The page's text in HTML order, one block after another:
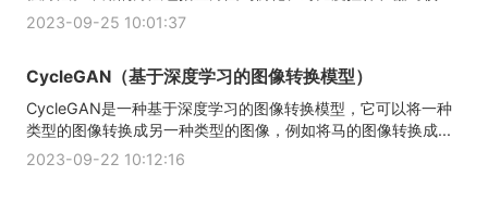
2023-09-25 10:01:37
CycleGAN（基于深度学习的图像转换模型）
CycleGAN是一种基于深度学习的图像转换模型，它可以将一种
类型的图像转换成另一种类型的图像，例如将马的图像转换成...
2023-09-22 10:12:16